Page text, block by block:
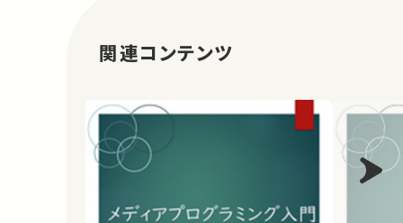
関連コンテンツ